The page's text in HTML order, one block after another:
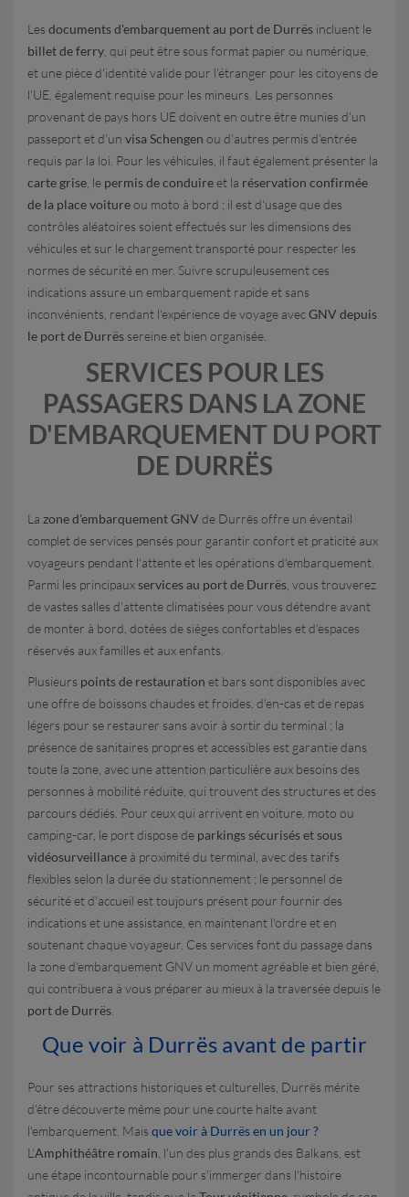
Les documents d'embarquement au port de Durrës incluent le
billet de ferry , qui peut être sous format papier ou numérique,
et une pièce d'identité valide pour l'étranger pour les citoyens de
l'UE, également requise pour les mineurs. Les personnes
provenant de pays hors UE doivent en outre être munies d'un
passeport et d'un visa Schengen ou d'autres permis d'entrée
requis par la loi. Pour les véhicules, il faut également présenter la
carte grise , le permis de conduireet la réservation confirmée
de la place voitureou moto à bord ; il est d'usage que des
contrôles aléatoires soient effectués sur les dimensions des
véhicules et sur le chargement transporté pour respecter les
normes de sécurité en mer. Suivre scrupuleusement ces
indications assure un embarquement rapide et sans
inconvénients, rendant l'expérience de voyage avecGNV depuis
le port de Durrës sereine et bien organisée.
SERVICES POUR LES
PASSAGERS DANS LA ZONE
D'EMBARQUEMENT DU PORT
DE DURRËS
La zone d'embarquement GNV de Durrës offre un éventail
complet de services pensés pour garantir confort et praticité aux
voyageurs pendant l'attente et les opérations d'embarquement.
Parmi les principauxservices au port de Durrës , vous trouverez
de vastes salles d'attente climatisées pour vous détendre avant
de monter à bord, dotées de sièges confortables et d'espaces
réservés aux familles et aux enfants.
Plusieurs points de restauration et bars sont disponibles avec
une offre de boissons chaudes et froides, d'en-cas et de repas
légers pour se restaurer sans avoir à sortir du terminal ; la
présence de sanitaires propres et accessibles est garantie dans
toute la zone, avec une attention particulière aux besoins des
personnes à mobilité réduite, qui trouvent des structures et des
parcours dédiés. Pour ceux qui arrivent en voiture, moto ou
camping-car, le port dispose de parkings sécurisés et sous
vidéosurveillance à proximité du terminal, avec des tarifs
flexibles selon la durée du stationnement ; le personnel de
sécurité et d'accueil est toujours présent pour fournir des
indications et une assistance, en maintenant l'ordre et en
soutenant chaque voyageur. Ces services font du passage dans
la zone d'embarquement GNV un moment agréable et bien géré,
qui contribuera à vous préparer au mieux à la traversée depuis le
port de Durrës
Que voir à Durrës avant de partir
Pour ses attractions historiques et culturelles, Durrës mérite
d'être découverte même pour une courte halte avant
l'embarquement. Mais que voir à Durrës en un jour ?
L'Amphithéâtre romain , l'un des plus grands des Balkans, est
une étape incontournable pour s'immerger dans l'histoire